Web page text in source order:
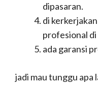
dipasaran.
di
profesional
ada garansi
jadi mau tunggu apa